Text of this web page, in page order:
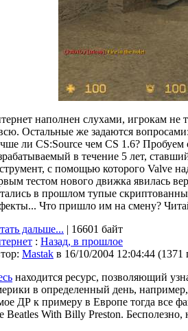
наполнен слухами, игрокам не
Остальные же задаются
ли CS:Source чем CS 1.6? Пробуем
в течение 5 лет,
с помощью которого Valve
тестом нового движка явилась
в прошлом тупые
Что пришло им на смену?
дальше... | 16601 байт
: Назад, в прошлое
Мastak в 16/10/2004 12:04:44 (1371
находится ресурс, позволяющий
в определенный день,
ДР к примеру в Европе тогда все
Beatles With Billy Preston.